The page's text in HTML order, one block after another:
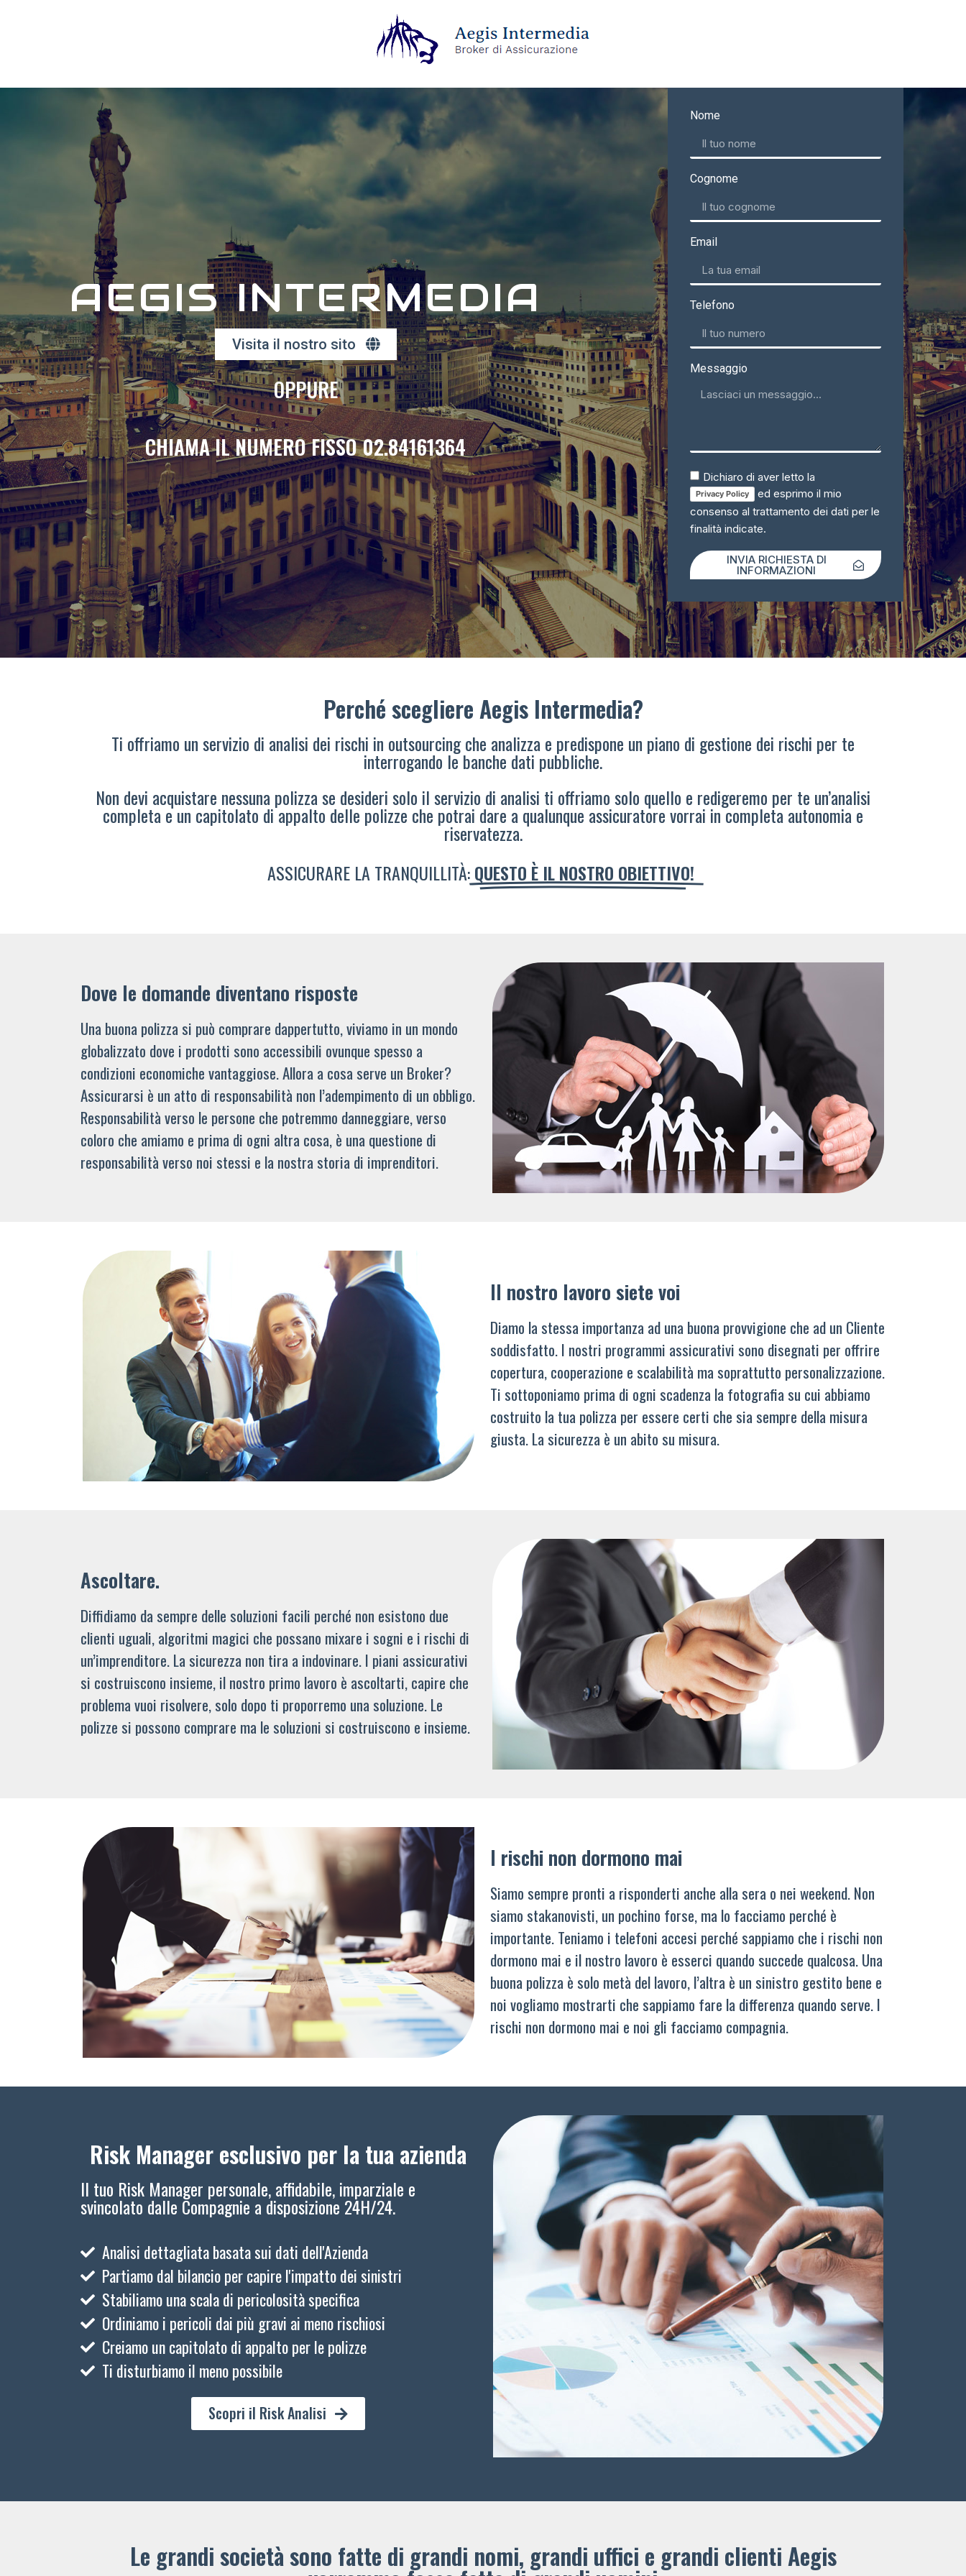
AEGIS INTERMEDIA
Visita il nostro sito
OPPURE
CHIAMA IL NUMERO FISSO 02.84161364
Nome
Cognome
Email
Telefono
Messaggio
Dichiaro di aver letto la
Privacy Policy
ed esprimo il mio
consenso al trattamento dei dati per le
finalità indicate.
INVIA RICHIESTA DI
INFORMAZIONI
Perché scegliere Aegis Intermedia?
Ti offriamo un servizio di analisi dei rischi in outsourcing che analizza e predispone un piano di gestione dei rischi per te
interrogando le banche dati pubbliche.
Non devi acquistare nessuna polizza se desideri solo il servizio di analisi ti offriamo solo quello e redigeremo per te un’analisi
completa e un capitolato di appalto delle polizze che potrai dare a qualunque assicuratore vorrai in completa autonomia e
riservatezza.
ASSICURARE LA TRANQUILLITÀ:QUESTO È IL NOSTRO OBIETTIVO!
Dove le domande diventano risposte
Una buona polizza si può comprare dappertutto, viviamo in un mondo
globalizzato dove i prodotti sono accessibili ovunque spesso a
condizioni economiche vantaggiose. Allora a cosa serve un Broker?
Assicurarsi è un atto di responsabilità non l’adempimento di un obbligo.
Responsabilità verso le persone che potremmo danneggiare, verso
coloro che amiamo e prima di ogni altra cosa, è una questione di
responsabilità verso noi stessi e la nostra storia di imprenditori.
Il nostro lavoro siete voi
Diamo la stessa importanza ad una buona provvigione che ad un Cliente
soddisfatto. I nostri programmi assicurativi sono disegnati per offrire
copertura, cooperazione e scalabilità ma soprattutto personalizzazione.
Ti sottoponiamo prima di ogni scadenza la fotografia su cui abbiamo
costruito la tua polizza per essere certi che sia sempre della misura
giusta. La sicurezza è un abito su misura.
Ascoltare.
Diffidiamo da sempre delle soluzioni facili perché non esistono due
clienti uguali, algoritmi magici che possano mixare i sogni e i rischi di
un’imprenditore. La sicurezza non tira a indovinare. I piani assicurativi
si costruiscono insieme, il nostro primo lavoro è ascoltarti, capire che
problema vuoi risolvere, solo dopo ti proporremo una soluzione. Le
polizze si possono comprare ma le soluzioni si costruiscono e insieme.
I rischi non dormono mai
Siamo sempre pronti a risponderti anche alla sera o nei weekend. Non
siamo stakanovisti, un pochino forse, ma lo facciamo perché è
importante. Teniamo i telefoni accesi perché sappiamo che i rischi non
dormono mai e il nostro lavoro è esserci quando succede qualcosa. Una
buona polizza è solo metà del lavoro, l’altra è un sinistro gestito bene e
noi vogliamo mostrarti che sappiamo fare la differenza quando serve. I
rischi non dormono mai e noi gli facciamo compagnia.
Risk Manager esclusivo per la tua azienda
Il tuo Risk Manager personale, affidabile, imparziale e
svincolato dalle Compagnie a disposizione 24H/24.
Analisi dettagliata basata sui dati dell'Azienda
Partiamo dal bilancio per capire l'impatto dei sinistri
Stabiliamo una scala di pericolosità specifica
Ordiniamo i pericoli dai più gravi ai meno rischiosi
Creiamo un capitolato di appalto per le polizze
Ti disturbiamo il meno possibile
Scopri il Risk Analisi
Le grandi società sono fatte di grandi nomi, grandi uffici e grandi clienti ​Aegis